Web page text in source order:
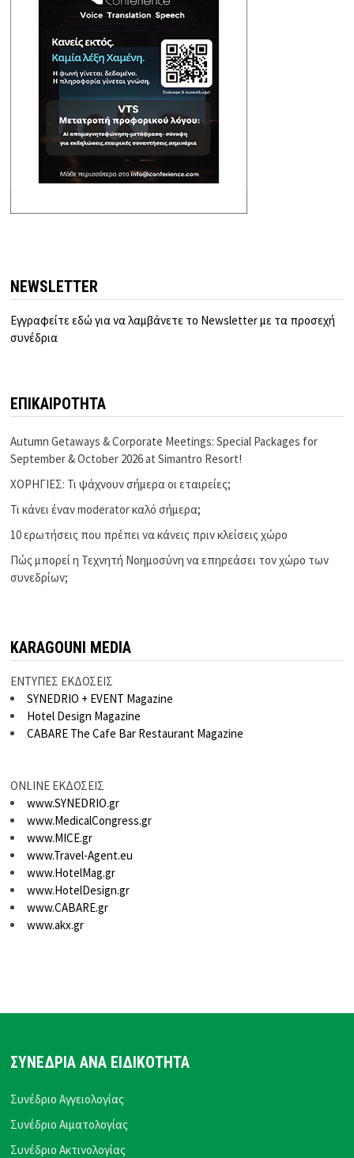
NEWSLETTER
Εγγραφείτε εδώ για να λαμβάνετε το Newsletter με τα προσεχή
συνέδρια
ΕΠΙΚΑΙΡΟΤΗΤΑ
Autumn Getaways & Corporate Meetings: Special Packages for
September & October 2026 at Simantro Resort!
ΧΟΡΗΓΙΕΣ: Τι ψάχνουν σήμερα οι εταιρείες;
Τι κάνει έναν moderator καλό σήμερα;
10 ερωτήσεις που πρέπει να κάνεις πριν κλείσεις χώρο
Πώς μπορεί η Τεχνητή Νοημοσύνη να επηρεάσει τον χώρο των
συνεδρίων;
KARAGOUNI MEDIA
ΕΝΤΥΠΕΣ ΕΚΔΟΣΕΙΣ
SYNEDRIO + EVENT Magazine
Hotel Design Magazine
CABARE The Cafe Bar Restaurant Magazine
ONLINE ΕΚΔΟΣΕΙΣ
www.SYNEDRIO.gr
www.MedicalCongress.gr
www.MICE.gr
www.Travel-Agent.eu
www.HotelMag.gr
www.HotelDesign.gr
www.CABARE.gr
www.akx.gr
ΣΥΝΕΔΡΙΑ ΑΝΑ ΕΙΔΙΚΟΤΗΤΑ
Συνέδριο Αγγειολογίας
Συνέδριο Αιματολογίας
Συνέδριο Ακτινολογίας